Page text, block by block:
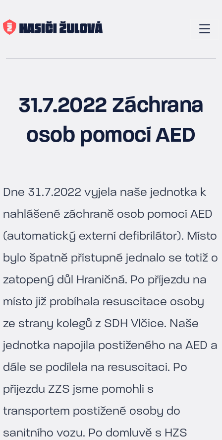
31.7.2022 Záchrana
osob pomocí AED
Dne 31.7.2022 vyjela naše jednotka k
nahlášené záchraně osob pomocí AED
(automatický externí defibrilátor). Místo
bylo špatně přístupné jednalo se totiž o
zatopený důl Hraničná. Po příjezdu na
místo již probíhala resuscitace osoby
ze strany kolegů z SDH Vlčice. Naše
jednotka napojila postiženého na AED a
dále se podílela na resuscitaci. Po
příjezdu ZZS jsme pomohli s
transportem postižené osoby do
sanitního vozu. Po domluvě s HZS